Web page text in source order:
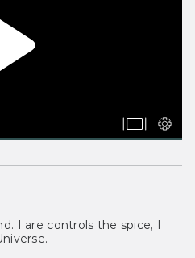
I are controls the spice, I